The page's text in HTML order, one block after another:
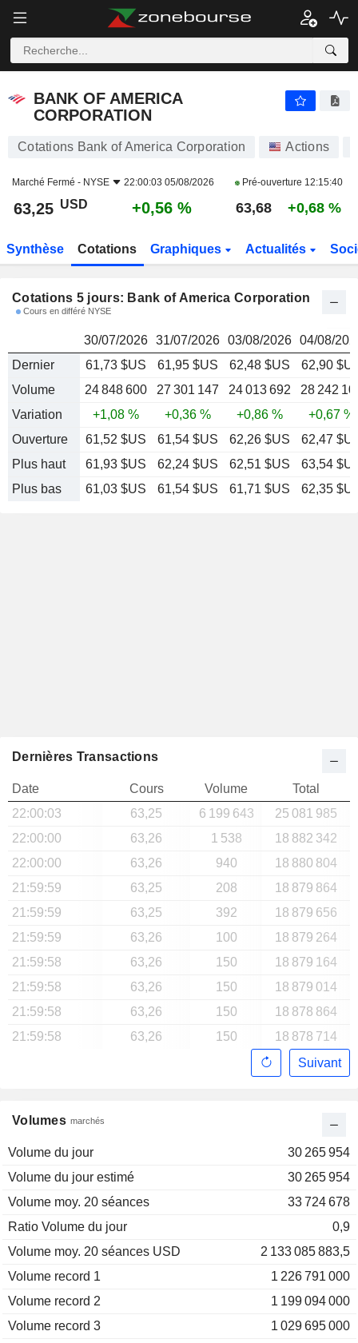
BANK OF AMERICA CORPORATION 63,25
BANK OF AMERICA
CORPORATION
Cotations Bank of America Corporation Actions
Marché Fermé - NYSE 22:00:03 05/08/2026 Pré-ouverture 12:15:40
63,25 USD +0,56 % 63,68 +0,68 %
Synthèse Cotations Graphiques Actualités
Cotations 5 jours: Bank of America Corporation
Cours en différé NYSE
30/07/2026 31/07/2026 03/08/2026 04/08/
Dernier
61,73 $US 61,95 $US 62,48 $US
62,90
Volume
24 848 600 27 301 147 24 013 692
28 242
Variation
+1,08 % +0,36 % +0,86 %
+0,67 %
Ouverture
61,52 $US 61,54 $US 62,26 $US
62,47
Plus haut
61,93 $US 62,24 $US 62,51 $US
63,54
Plus bas
61,03 $US 61,54 $US 61,71 $US 62,35
Volumes marchés
Volume du jour
30 265 954
Volume du jour estimé
30 265 954
Volume moy. 20 séances
33 724 678
Ratio Volume du jour
0,9
Volume moy. 20 séances USD
2 133 085 883,5
Volume record 1
1 226 791 000
Volume record 2
1 199 094 000
Volume record 3
1 029 695 000
Dernières Transactions
Date Cours Volume
Total
22:00:03
63,25 6 199 643
25 081 985
22:00:00
63,26 1 538
18 882 342
22:00:00
63,26 940
18 880 804
21:59:59
63,25 208
18 879 864
21:59:59
63,25 392
18 879 656
21:59:59
63,26 100
18 879 264
21:59:58
63,26 150
18 879 164
21:59:58
63,26 150
18 879 014
21:59:58
63,26 150
18 878 864
21:59:58
63,26 150
18 878 714
Suivant